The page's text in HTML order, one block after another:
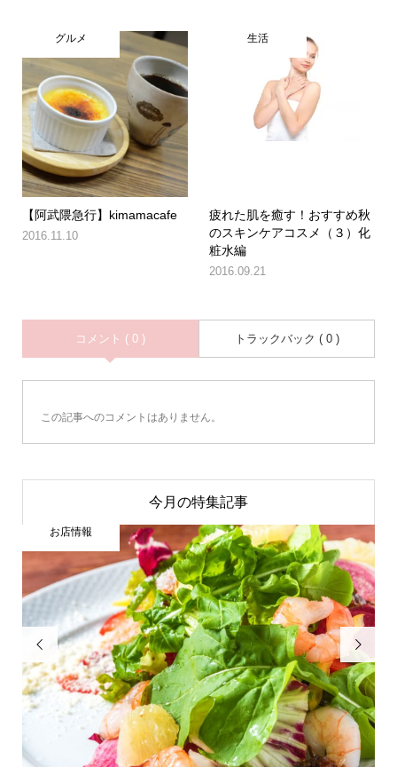
グルメ
【阿武隈急行】kimamacafe
2016.11.10
生活
疲れた肌を癒す！おすすめ秋
のスキンケアコスメ（３）化
粧水編
2016.09.21
コメント ( 0 ) トラックバック ( 0 )
この記事へのコメントはありません。
今月の特集記事

お店情報
